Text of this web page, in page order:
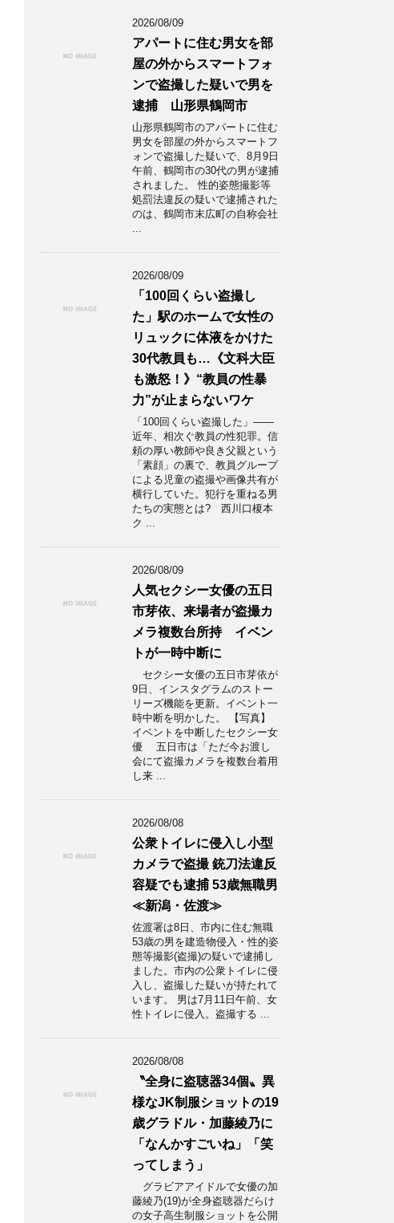
2026/08/09
アパートに住む男女を部
屋の外からスマートフォ
ンで盗撮した疑いで男を
逮捕 山形県鶴岡市
山形県鶴岡市のアパートに住む
男女を部屋の外からスマートフ
ォンで盗撮した疑いで、8月9日
午前、鶴岡市の30代の男が逮捕
されました。 性的姿態撮影等
処罰法違反の疑いで逮捕された
のは、鶴岡市末広町の自称会社
...
2026/08/09
「100回くらい盗撮し
た」駅のホームで女性の
リュックに体液をかけた
30代教員も…《文科大臣
も激怒！》“教員の性暴
力”が止まらないワケ
「100回くらい盗撮した」――
近年、相次ぐ教員の性犯罪。信
頼の厚い教師や良き父親という
「素顔」の裏で、教員グループ
による児童の盗撮や画像共有が
横行していた。犯行を重ねる男
たちの実態とは? 西川口榎本
ク ...
2026/08/09
人気セクシー女優の五日
市芽依、来場者が盗撮カ
メラ複数台所持 イベン
トが一時中断に
セクシー女優の五日市芽依が
9日、インスタグラムのストー
リーズ機能を更新。イベント一
時中断を明かした。 【写真】
イベントを中断したセクシー女
優 五日市は「ただ今お渡し
会にて盗撮カメラを複数台着用
し来 ...
2026/08/08
公衆トイレに侵入し小型
カメラで盗撮 銃刀法違反
容疑でも逮捕 53歳無職男
≪新潟・佐渡≫
佐渡署は8日、市内に住む無職
53歳の男を建造物侵入・性的姿
態等撮影(盗撮)の疑いで逮捕し
ました。市内の公衆トイレに侵
入し、盗撮した疑いが持たれて
います。 男は7月11日午前、女
性トイレに侵入。盗撮する ...
2026/08/08
〝全身に盗聴器34個〟異
様なJK制服ショットの19
歳グラドル・加藤綾乃に
「なんかすごいね」「笑
ってしまう」
グラビアアイドルで女優の加
藤綾乃(19)が全身盗聴器だらけ
の女子高生制服ショットを公開